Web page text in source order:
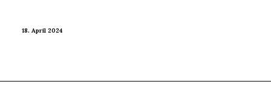
18. April 2024